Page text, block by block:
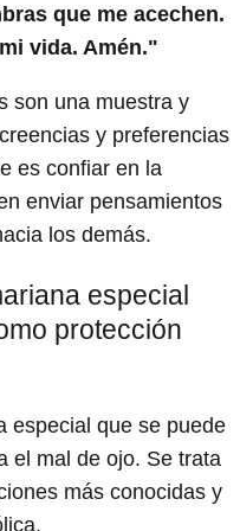
que me acechen.
vida. Amén."
son una muestra y
y preferencias
es confiar en la
enviar pensamientos
los demás.
especial
protección
especial que se puede
el mal de ojo. Se trata
más conocidas y